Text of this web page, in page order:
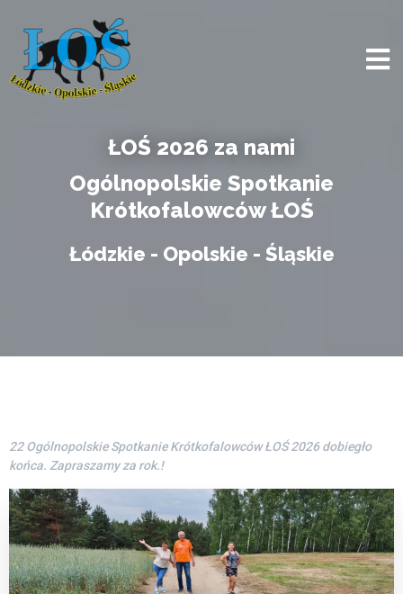
ŁOŚ 2026 za nami
Ogólnopolskie Spotkanie
Krótkofalowców ŁOŚ
Łódzkie - Opolskie - Śląskie
22 Ogólnopolskie Spotkanie Krótkofalowców ŁOŚ 2026 dobiegło
końca. Zapraszamy za rok.!